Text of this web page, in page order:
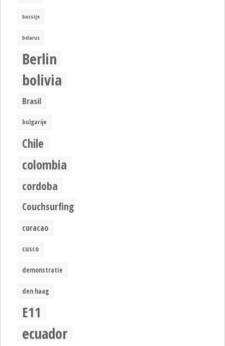
basszje
belarus
Berlin
bolivia
Brasil
bulgarije
Chile
colombia
cordoba
Couchsurfing
curacao
cusco
demonstratie
den haag
E11
ecuador